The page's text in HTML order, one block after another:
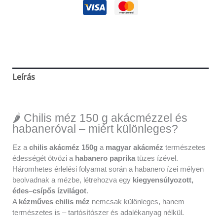
Leírás
🌶️ Chilis méz 150 g akácmézzel és
habaneróval – miért különleges?
Ez achilis akácméz 150g a magyar akácméz természetes
édességét ötvözi a habanero paprikatüzes ízével.
Háromhetes érlelési folyamat során a habanero ízei mélyen
beolvadnak a mézbe, létrehozva egy kiegyensúlyozott,
édes–csípős ízvilágot.
A kézműves chilis méz nemcsak különleges, hanem
természetes is – tartósítószer és adalékanyag nélkül.